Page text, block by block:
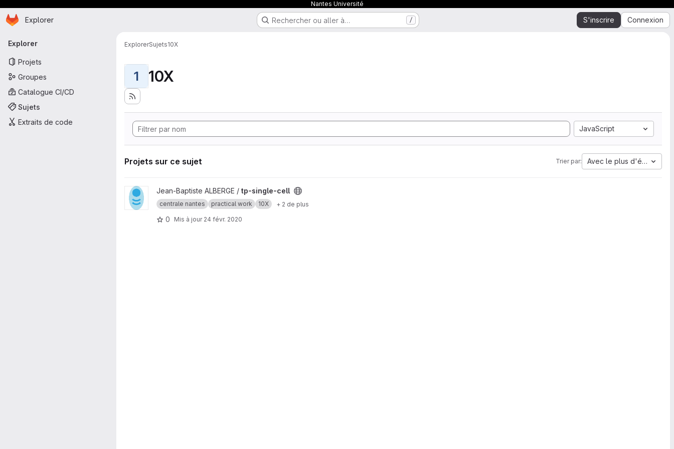
Nantes Université
Passer au contenu principal
Page d'accueil
Explorer Rechercher ou aller à… / S'inscrire Connexion
Navigation principale
Explorer
Projets
Groupes
Catalogue CI/CD
Sujets
Extraits de code
ExplorerSujets10X
1 10X
JavaScript
Projets sur ce sujet Trier par: Avec le plus d'étoiles
Afficher le projet tp-single-cell
Jean-Baptiste ALBERGE / tp-single-cell
centrale nantes practical work 10X + 2 de plus
0 Mis à jour 24 févr. 2020